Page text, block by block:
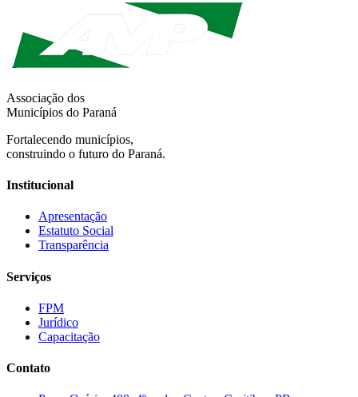
Associação dos
Municípios do Paraná
Fortalecendo municípios,
construindo o futuro do Paraná.
Institucional
Apresentação
Estatuto Social
Transparência
Serviços
FPM
Jurídico
Capacitação
Contato